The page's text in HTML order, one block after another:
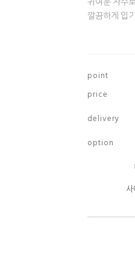
깔끔하게 입
p o i n t
p r i c e
d e l i v e r y
o p t i o n